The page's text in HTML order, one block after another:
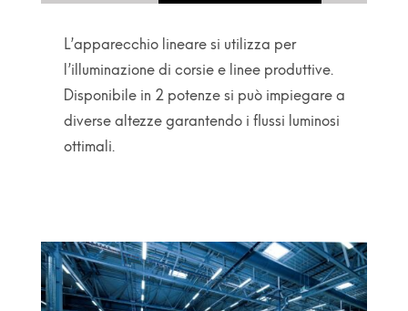
L’apparecchio lineare si utilizza per
l’illuminazione di corsie e linee produttive.
Disponibile in 2 potenze si può impiegare a
diverse altezze garantendo i flussi luminosi
ottimali.